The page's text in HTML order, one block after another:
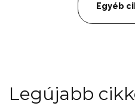
Egyéb
Legújabb